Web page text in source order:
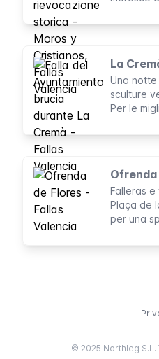
battaglie
La
Una
sculture
Per le
molto più
Ofrenda
Falleras e
Plaça de
per una
Vergine
© 2025 Northleg